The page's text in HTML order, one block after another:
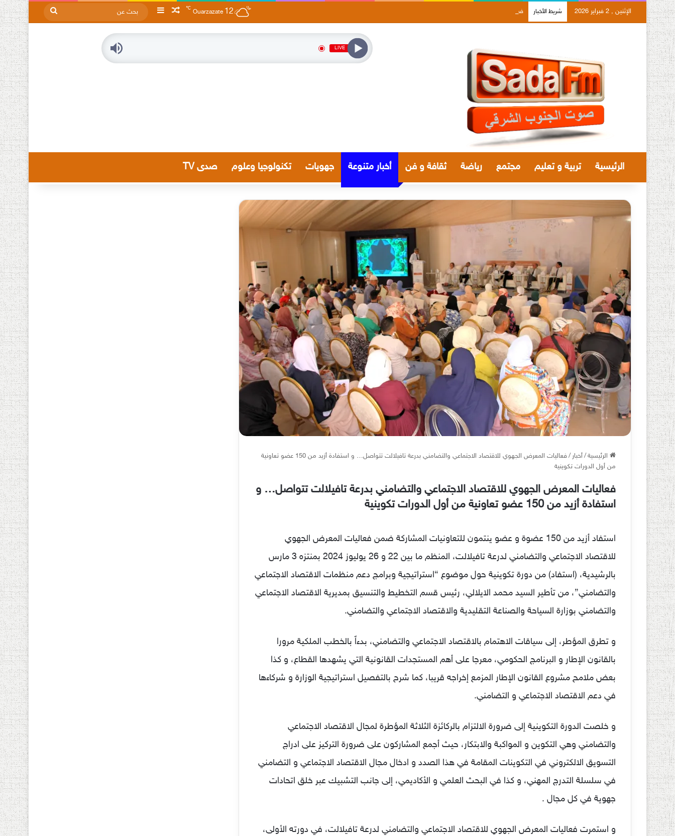
الإثنين , 2 فبراير 2026 شريط الأخبار فضاء الذاكرة بالصويرة يؤطر عرضا تاريخيا تفاعليا لتلامذة نورس موگادور Ouarzazate 12
℃ مقال عشوائي
إضافة عمود جانبي
LIVE
الرئيسية تربية و تعليم مجتمع رياضة ثقافة و فن أخبار متنوعة جهويات تكنولوجيا وعلوم صدى TV
الرئيسية/أخبار /
فعاليات المعرض الجهوي للاقتصاد الاجتماعي والتضامني بدرعة تافيلالت تتواصل… و استفادة أزيد من 150 عضو تعاونية
من أول الدورات تكوينية
فعاليات المعرض الجهوي للاقتصاد الاجتماعي والتضامني بدرعة تافيلالت تتواصل… و
استفادة أزيد من 150 عضو تعاونية من أول الدورات تكوينية
استفاد أزيد من 150 عضوة و عضو ينتمون للتعاونيات المشاركة ضمن فعاليات المعرض الجهوي
للاقتصاد الاجتماعي والتضامني لدرعة تافيلالت، المنظم ما بين 22 و 26 يوليوز 2024 بمنتزه 3 مارس
بالرشيدية، (استفاد) من دورة تكوينية حول موضوع “استراتيجية وبرامج دعم منظمات الاقتصاد الاجتماعي
والتضامني”، من تأطير السيد محمد الايلالي، رئيس قسم التخطيط والتنسيق بمديرية الاقتصاد الاجتماعي
والتضامني بوزارة السياحة والصناعة التقليدية والاقتصاد الاجتماعي والتضامني.
و تطرق المؤطر، إلى سياقات الاهتمام بالاقتصاد الاجتماعي والتضامني، بدءاً بالخطب الملكية مرورا
بالقانون الإطار و البرنامج الحكومي، معرجا على أهم المستجدات القانونية التي يشهدها القطاع، و كذا
بعض ملامح مشروع القانون الإطار المزمع إخراجه قريبا، كما شرح بالتفصيل استراتيجية الوزارة و شركاءها
في دعم الاقتصاد الاجتماعي و التضامني.
و خلصت الدورة التكوينية إلى ضرورة الالتزام بالركائزة الثلاثة المؤطرة لمجال الاقتصاد الاجتماعي
والتضامني وهي التكوين و المواكبة والابتكار، حيث أجمع المشاركون على ضرورة التركيز على ادراج
التسويق الالكتروني في التكوينات المقامة في هذا الصدد و ادخال مجال الاقتصاد الاجتماعي و التضامني
في سلسلة التدرج المهني، و كذا في البحث العلمي و الأكاديمي، إلى جانب التشبيك عبر خلق اتحادات
جهوية في كل مجال .
و استمرت فعاليات المعرض الجهوي للاقتصاد الاجتماعي والتضامني لدرعة تافيلالت، في دورته الأولى،